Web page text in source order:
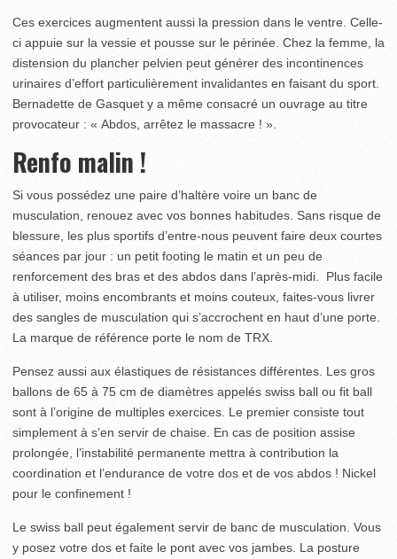
Ces exercices augmentent aussi la pression dans le ventre. Celle-
ci appuie sur la vessie et pousse sur le périnée. Chez la femme, la
distension du plancher pelvien peut générer des incontinences
urinaires d’effort particulièrement invalidantes en faisant du sport.
Bernadette de Gasquet y a même consacré un ouvrage au titre
provocateur : « Abdos, arrêtez le massacre ! ».
Renfo malin !
Si vous possédez une paire d’haltère voire un banc de
musculation, renouez avec vos bonnes habitudes. Sans risque de
blessure, les plus sportifs d’entre-nous peuvent faire deux courtes
séances par jour : un petit footing le matin et un peu de
renforcement des bras et des abdos dans l’après-midi. Plus facile
à utiliser, moins encombrants et moins couteux, faites-vous livrer
des sangles de musculation qui s’accrochent en haut d’une porte.
La marque de référence porte le nom de TRX.
Pensez aussi aux élastiques de résistances différentes. Les gros
ballons de 65 à 75 cm de diamètres appelés swiss ball ou fit ball
sont à l’origine de multiples exercices. Le premier consiste tout
simplement à s’en servir de chaise. En cas de position assise
prolongée, l’instabilité permanente mettra à contribution la
coordination et l’endurance de votre dos et de vos abdos ! Nickel
pour le confinement !
Le swiss ball peut également servir de banc de musculation. Vous
y posez votre dos et faite le pont avec vos jambes. La posture